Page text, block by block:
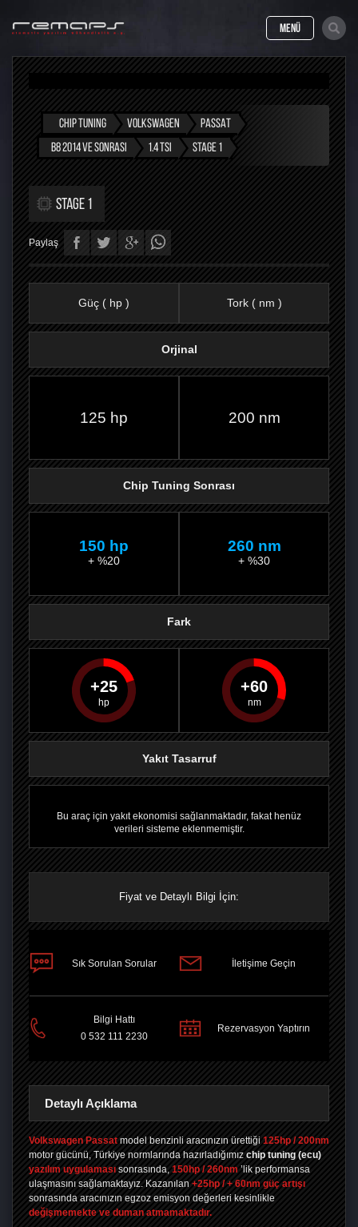
MENÜ
CHIP TUNING VOLKSWAGEN
PASSAT
B8 2014 VE SONRASI
1.4 TSI STAGE 1
STAGE 1
Paylaş
PAYLAŞPAYLAŞPLUS'TA
PAYLAŞ
Güç ( hp ) Tork ( nm )
Orjinal
125 hp 200 nm
Chip Tuning Sonrası
150 hp
+ %20
260 nm
+ %30
Fark
25 60
Yakıt Tasarruf
Bu araç için yakıt ekonomisi sağlanmaktadır, fakat henüz
verileri sisteme eklenmemiştir.
Fiyat ve Detaylı Bilgi İçin:
Sık Sorulan Sorular İletişime Geçin
Bilgi Hattı
0 532 111 2230
Rezervasyon Yaptırın
Detaylı Açıklama
Volkswagen Passat model benzinli aracınızın ürettiği 125hp / 200nm
motor gücünü, Türkiye normlarında hazırladığımız chip tuning (ecu)
yazılım uygulaması sonrasında, 150hp / 260nm ’lik performansa
ulaşmasını sağlamaktayız. Kazanılan +25hp / + 60nm güç artışı
sonrasında aracınızın egzoz emisyon değerleri kesinlikle
değişmemekte ve duman atmamaktadır.